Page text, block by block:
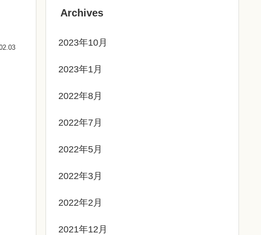
Archives
2023年10月
2023年1月
2022年8月
2022年7月
2022年5月
2022年3月
2022年2月
2021年12月